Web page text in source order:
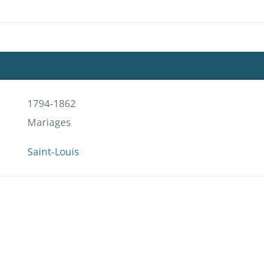
1794-1862
Mariages
Saint-Louis